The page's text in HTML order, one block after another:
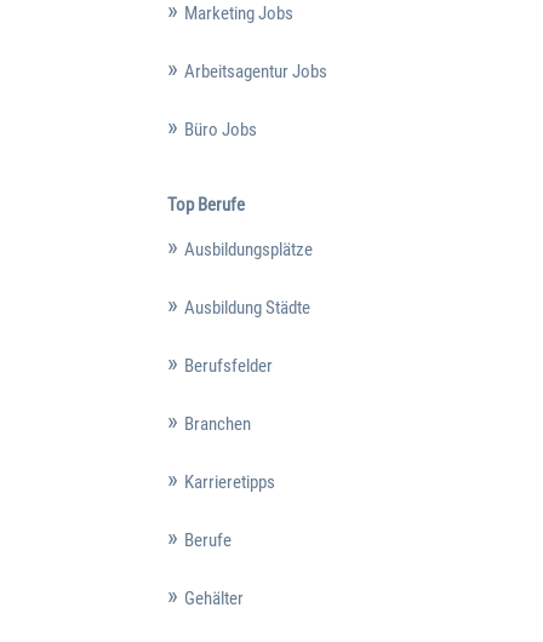
Marketing Jobs
Arbeitsagentur Jobs
Büro Jobs
Top Berufe
Ausbildungsplätze
Ausbildung Städte
Berufsfelder
Branchen
Karrieretipps
Berufe
Gehälter